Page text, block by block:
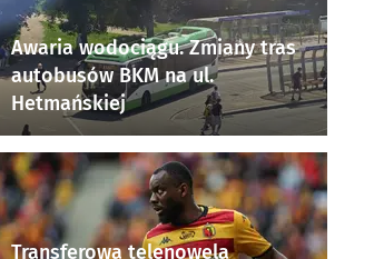
Awaria wodociągu. Zmiany tras
autobusów BKM na ul.
Hetmańskiej
Transferowa telenowela